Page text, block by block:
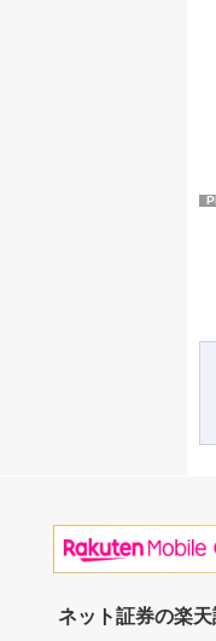
ネット証券の楽